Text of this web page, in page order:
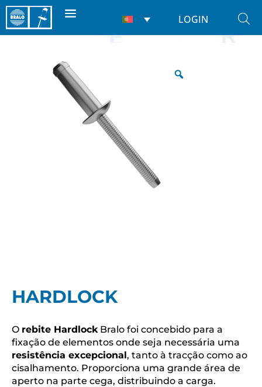
LOGIN
Início Estruturais / Hardlock
HARDLOCK
O rebite HardlockBralo foi concebido para a
fixação de elementos onde seja necessária uma
resistência excepcional, tanto à tracção como ao
cisalhamento. Proporciona uma grande área de
aperto na parte cega, distribuindo a carga.